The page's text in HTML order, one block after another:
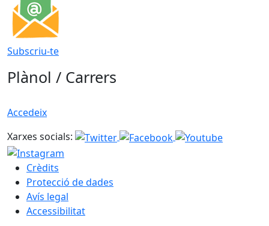
Subscriu-te
Plànol / Carrers
Accedeix
Xarxes socials:
Crèdits
Protecció de dades
Avís legal
Accessibilitat